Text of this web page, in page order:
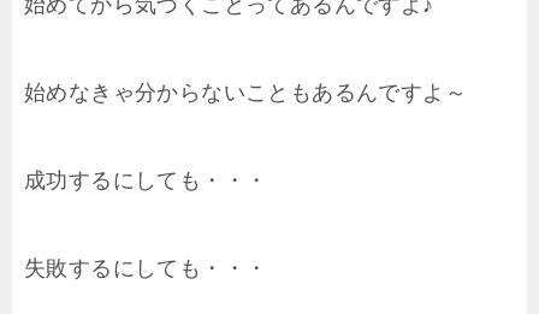
始めてから気づくことってあるんですよ♪
始めなきゃ分からないこともあるんですよ～
成功するにしても・・・
失敗するにしても・・・